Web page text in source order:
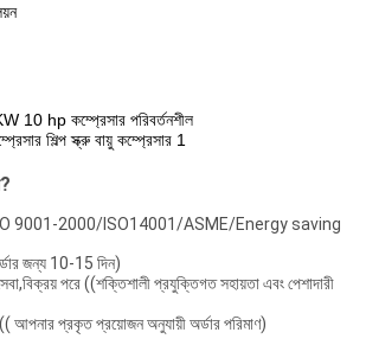
((ISO 9001-2000/ISO14001/ASME/Energy saving
জন্য 10-15 দিন)
পরে ((শক্তিশালী প্রযুক্তিগত সহায়তা এবং পেশাদারী
আপনার প্রকৃত প্রয়োজন অনুযায়ী অর্ডার পরিমাণ)